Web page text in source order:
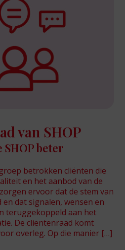
van SHOP
SHOP beter
betrokken cliënten die
en het aanbod van de
ervoor dat de stem van
dat signalen, wensen en
teruggekoppeld aan het
De cliëntenraad komt
overleg. Op die manier […]